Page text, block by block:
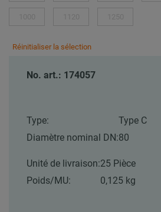
Réinitialiser la sélection
No. art.: 174057
Type:
Type C
Diamètre nominal DN:80
Unité de livraison:25 Pièce
Poids/MU:
0,125 kg